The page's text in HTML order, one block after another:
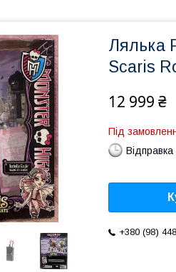
Лялька
Scaris
12 999 ₴
Під
+380 (98)